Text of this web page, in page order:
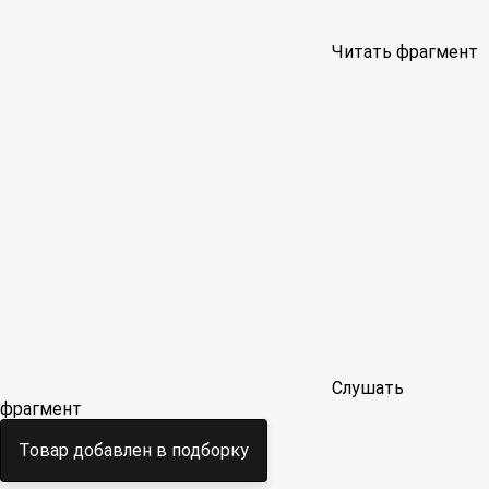
Читать фрагмент
Слушать
фрагмент
Товар добавлен в подборку